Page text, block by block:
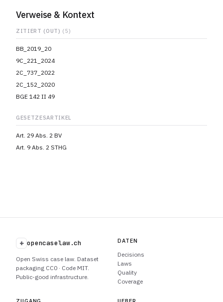
Verweise & Kontext
ZITIERT (OUT) (5)
BB_2019_20
9C_221_2024
2C_737_2022
2C_152_2020
BGE 142 II 49
GESETZESARTIKEL
Art. 29 Abs. 2 BV
Art. 9 Abs. 2 STHG
+ opencaselaw.ch
Open Swiss case law. Dataset
packaging CC0 · Code MIT.
Public-good infrastructure.
DATEN
Decisions
Laws
Quality
Coverage